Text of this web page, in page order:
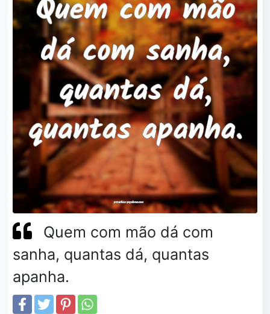
Quem com mão dá com
sanha, quantas dá, quantas
apanha.